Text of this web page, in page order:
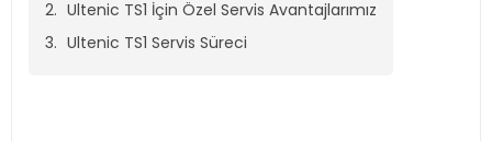
Ultenic TS1 İçin Özel Servis Avantajlarımız
Ultenic TS1 Servis Süreci